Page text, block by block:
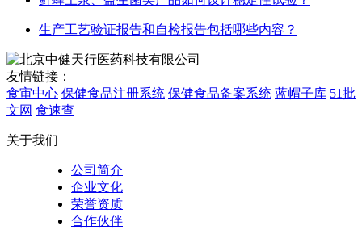
生产工艺验证报告和自检报告包括哪些内容？
友情链接：
食审中心 保健食品注册系统 保健食品备案系统 蓝帽子库 51批
文网 食速查
关于我们
公司简介
企业文化
荣誉资质
合作伙伴